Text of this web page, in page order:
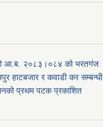
आ.ब. २०८३।०८४ को भरतगंज
हाटबजार र कवाडी कर सम्बन्धी
प्रथम पटक प्रकाशित